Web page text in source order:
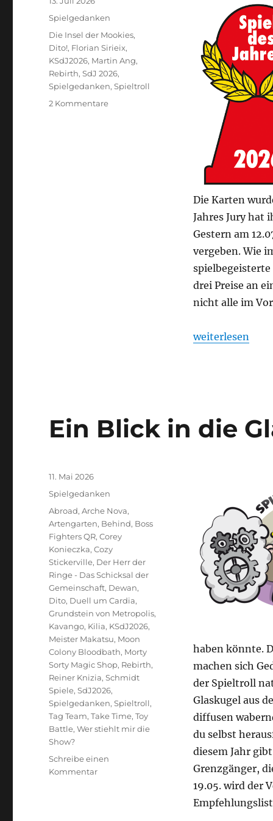
Die Karten
Jahres Jury hat
Gestern am
vergeben. Wie
drei Preise an
nicht alle im
„Spiel des
weiterlesen
am
Kategorien
Spielgedanken
Schlagwörter
Die Insel der Mookies,
Dito!, Florian Sirieix,
KSdJ2026, Martin Ang,
Rebirth,SdJ 2026,
Spielgedanken,Spieltroll
2 Kommentarezu
Ein Blick in die
haben könnte.
machen sich
der Spieltroll
Glaskugel aus
diffusen
du selbst
diesem Jahr
Grenzgänger,
19.05. wird der
Veröffentlicht
am
11. Mai 2026
Kategorien
Spielgedanken
Schlagwörter
Abroad,Arche Nova,
Artengarten, Behind, Boss
Fighters QR,Corey
Konieczka,Cozy
Stickerville, Der Herr der
Ringe - Das Schicksal der
Gemeinschaft, Dewan,
Dito, Duell um Cardia,
Grundstein von Metropolis,
Kavango, Kilia, KSdJ2026,
Meister Makatsu, Moon
Colony Bloodbath, Morty
Sorty Magic Shop, Rebirth,
Reiner Knizia,Schmidt
Spiele,SdJ2026,
Spielgedanken,Spieltroll,
Tag Team,Take Time,Toy
Battle,Wer stiehlt mir die
Show?
Schreibe einen
Kommentarzu